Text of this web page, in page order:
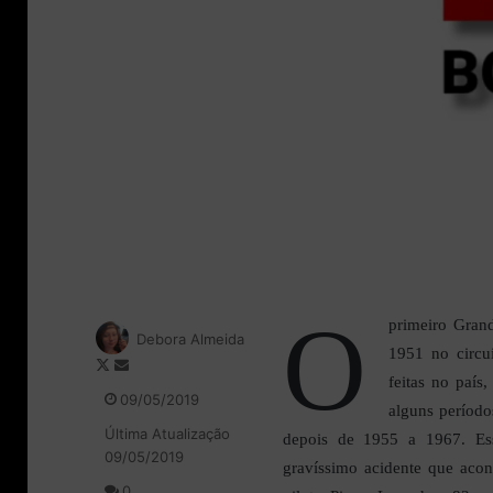
O
primeiro
1951 no
feitas no
alguns
depois de 1955 a 1967.
gravíssimo acidente que
Debora Almeida
F
l
o
d
e
09/05/2019
Última Atualização
09/05/2019